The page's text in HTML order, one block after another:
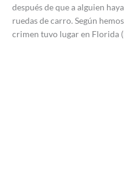
después de que a alguien
ruedas de carro. Según
crimen tuvo lugar en Florida